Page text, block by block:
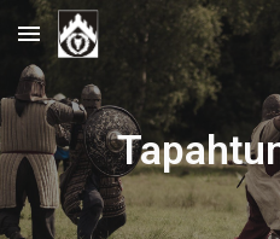
Skip to main content